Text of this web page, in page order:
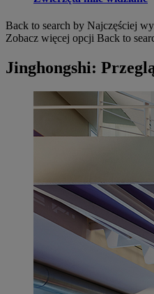
Back to search by Najczęściej
Zobacz więcej opcji Back to
Jinghongshi: